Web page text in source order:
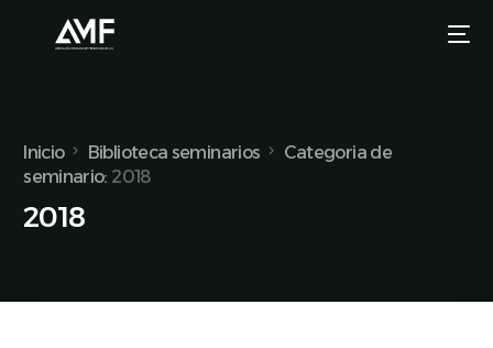
Inicio Biblioteca seminarios
Categoria de
seminario: 2018
2018